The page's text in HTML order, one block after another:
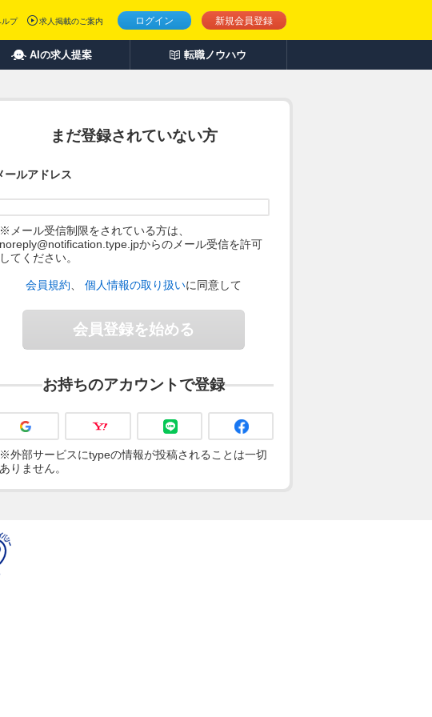
ログイン 新規会員登録
ルプ 求人掲載のご案内
AIの求人提案 転職ノウハウ
まだ登録されていない方
ールアドレス
※メール受信制限をされている方は、
noreply@notification.type.jpからのメール受信を許可
してください。
会員規約 個人情報の取り扱いに同意して
会員登録を始める
お持ちのアカウントで登録
※外部サービスにtypeの情報が投稿されることは一切
ありません。